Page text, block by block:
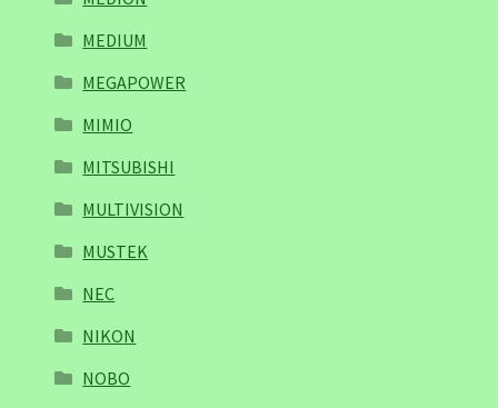
MEDIUM
MEGAPOWER
MIMIO
MITSUBISHI
MULTIVISION
MUSTEK
NEC
NIKON
NOBO